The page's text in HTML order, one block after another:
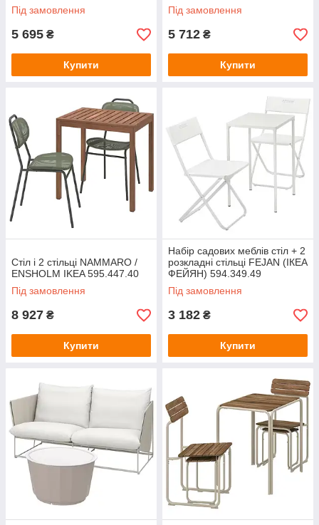
Під замовлення
5 695 ₴
Купити
Під замовлення
5 712 ₴
Купити
Стіл і 2 стільці NAMMARO /
ENSHOLM IKEA 595.447.40
Під замовлення
8 927 ₴
Купити
Набір садових меблів стіл + 2
розкладні стільці FEJAN (ІКЕА
ФЕЙЯН) 594.349.49
Під замовлення
3 182 ₴
Купити